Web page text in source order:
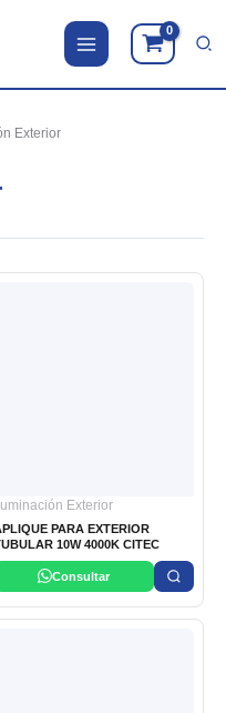
Exterior
Exterior
PARA EXTERIOR
TUBULAR 10W 4000K CITEC
Consultar